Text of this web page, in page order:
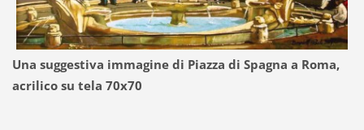
Una suggestiva immagine di Piazza di Spagna a Roma,
acrilico su tela 70x70